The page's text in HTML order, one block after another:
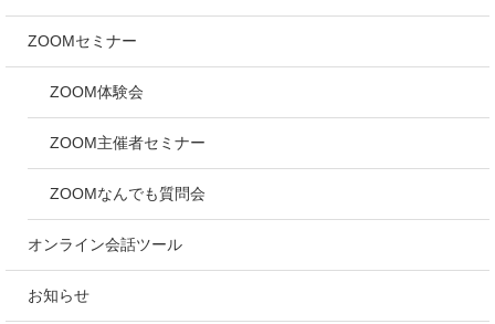
ZOOMセミナー
ZOOM体験会
ZOOM主催者セミナー
ZOOMなんでも質問会
オンライン会話ツール
お知らせ